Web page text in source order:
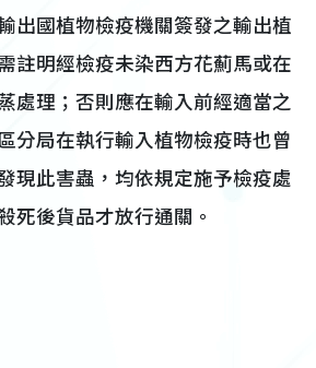
出國植物檢疫機關簽發之輸出植
註明經檢疫未染西方花薊馬或在
處理；否則應在輸入前經適當之
分局在執行輸入植物檢疫時也曾
現此害蟲，均依規定施予檢疫處
死後貨品才放行通關。